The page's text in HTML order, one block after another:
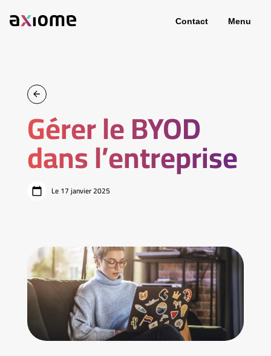
Contact Menu
Gérer le BYOD
dans l’entreprise
Le 17 janvier 2025